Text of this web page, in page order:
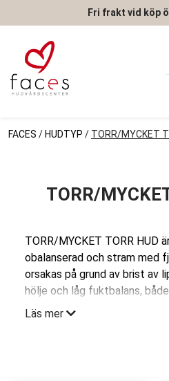
Fri frakt vid köp
FACES / HUDTYP / TORR/MYCKET
TORR/
TORR/MYCKET TORR HUD
obalanserad och stram med
orsakas på grund av brist av
hölje och låg fuktbalans,
befintliga och förmågan att
Läs mer